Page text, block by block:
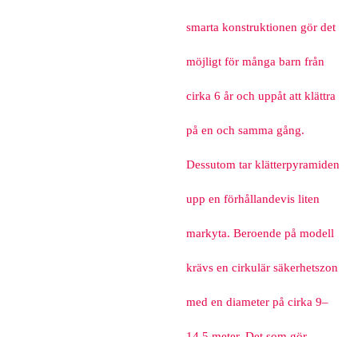
smarta konstruktionen gör det
möjligt för många barn från
cirka 6 år och uppåt att klättra
på en och samma gång.
Dessutom tar klätterpyramiden
upp en förhållandevis liten
markyta. Beroende på modell
krävs en cirkulär säkerhetszon
med en diameter på cirka 9–